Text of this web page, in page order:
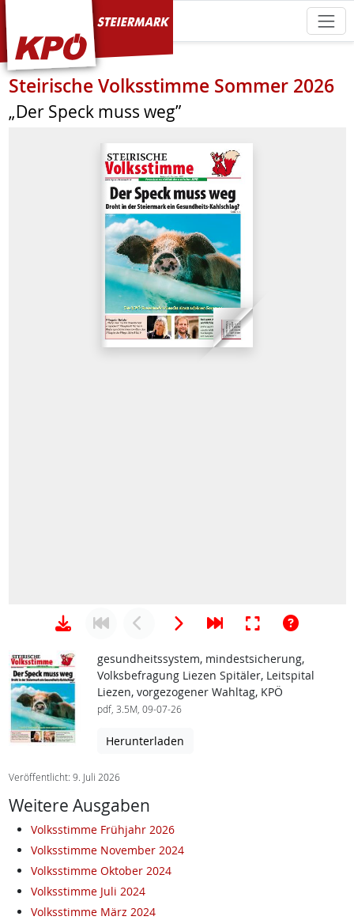
KPÖ Steiermark
Steirische Volksstimme Sommer 2026
„Der Speck muss weg”
gesundheitssystem, mindestsicherung,
Volksbefragung Liezen Spitäler, Leitspital
Liezen, vorgezogener Wahltag, KPÖ
pdf, 3.5M, 09-07-26
Herunterladen
Veröffentlicht: 9. Juli 2026
Weitere Ausgaben
Volksstimme Frühjahr 2026
Volksstimme November 2024
Volksstimme Oktober 2024
Volksstimme Juli 2024
Volksstimme März 2024